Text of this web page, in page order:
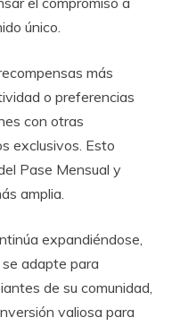
único.
más
o preferencias
con otras
exclusivos. Esto
Pase Mensual y
amplia.
expandiéndose,
adapte para
de su comunidad,
valiosa para